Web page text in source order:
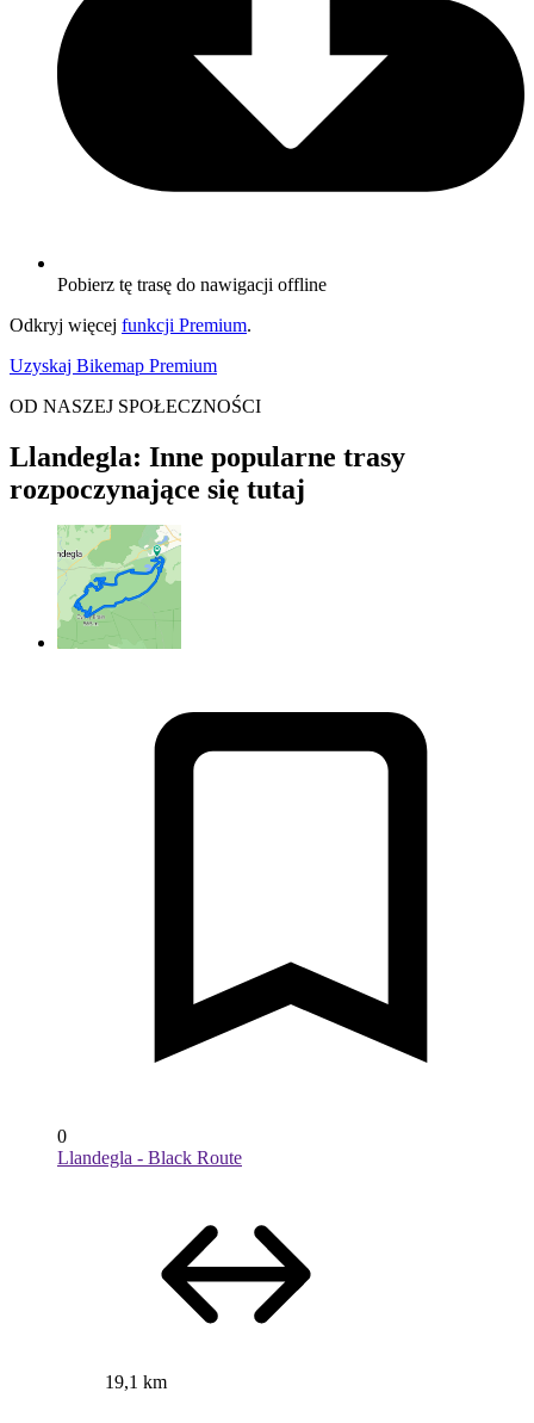
Pobierz tę trasę do nawigacji offline
Odkryj więcej funkcji Premium.
Uzyskaj Bikemap Premium
OD NASZEJ SPOŁECZNOŚCI
Llandegla: Inne popularne trasy
rozpoczynające się tutaj
0
Llandegla - Black Route
19,1 km